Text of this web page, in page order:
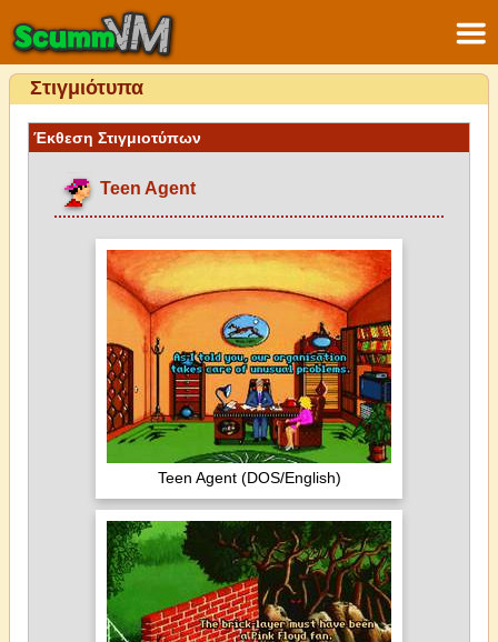
Στιγμιότυπα
Έκθεση Στιγμιοτύπων
Teen Agent
Teen Agent (DOS/English)